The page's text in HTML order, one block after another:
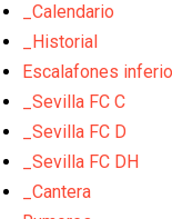
_Calendario
_Historial
Escalafones
_Sevilla FC C
_Sevilla FC D
_Sevilla FC DH
_Cantera